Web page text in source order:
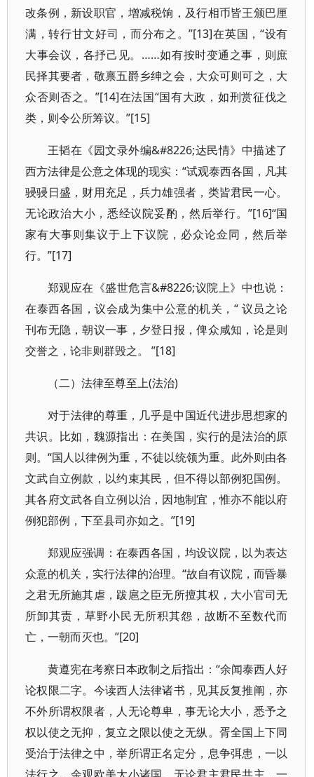
改条例，新设职官，增减税饷，及行相币皆王颁巴厘
满，转行甘文好司，而分布之。”[13]在英国，“设有
大事会议，各抒己见。……如有按时变通之事，则庶
民择其要者，敬禀五爵乡绅之会，大众可则可之，大
众否则否之。”[14]在法国“国有大政，如刑赏征伐之
类，则令公所筹议。”[15]
王韬在《园文录外编&#8226;达民情》中描述了
西方法律是公意之体现的现实：“试观泰西各国，凡其
骎骎日盛，财用充足，兵力雄强者，类皆君民一心。
无论政治大小，悉经议院妥酌，然后举行。”[16]“国
家有大事则集议于上下议院，必众论佥同，然后举
行。”[17]
郑观应在《盛世危言&#8226;议院上》中也说：
在泰西各国，议会成为集中公意的机关，“ 议员之论
刊布无隐，朝议一事，夕登日报，俾众咸知，论是则
交誉之，论非则群毁之。 ”[18]
（二）法律至尊至上(法治)
对于法律的尊重，几乎是中国近代进步思想家的
共识。比如，魏源指出：在美国，实行的是法治的原
则。“国人以律例为重，不徒以统领为重。此外则由各
文武自立例款，以约束其民，但不得以部例犯国例。
其各府文武各自立例以治，因地制宜，惟亦不能以府
例犯部例，下至县司亦如之。”[19]
郑观应强调：在泰西各国，均设议院，以为表达
众意的机关，实行法律的治理。“故自有议院，而昏暴
之君无所施其虐，跋扈之臣无所擅其权，大小官司无
所卸其责，草野小民无所积其怨，故断不至数代而
亡，一朝而灭也。”[20]
黄遵宪在考察日本政制之后指出：“余闻泰西人好
论权限二字。今读西人法律诸书，见其反复推阐，亦
不外所谓权限者，人无论尊卑，事无论大小，悉予之
权以使之无抑，复立之限以使之无纵。胥全国上下同
受治于法律之中，举所谓正名定分，息争弭患，一以